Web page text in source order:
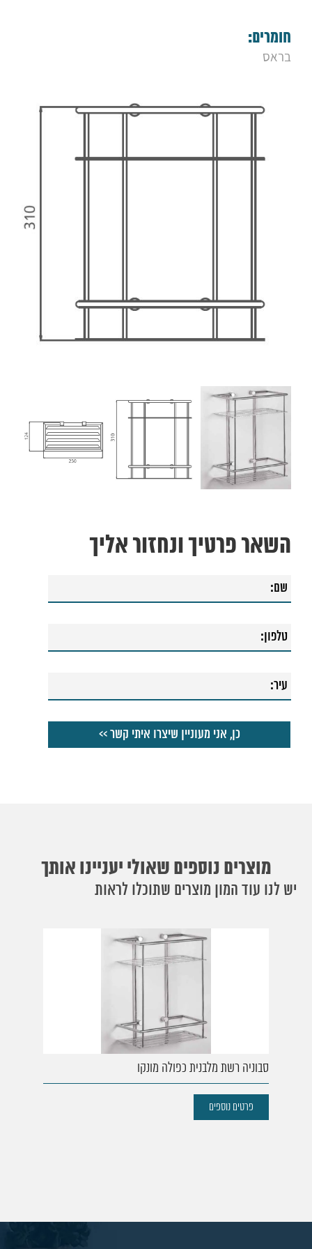
חומרים:
בראס
השאר פרטיך ונחזור אליך
מוצרים נוספים שאולי יעניינו אותך
יש לנו עוד המון מוצרים שתוכלו לראות
סבוניה רשת מלבנית כפולה מונקו
פרטים נוספים